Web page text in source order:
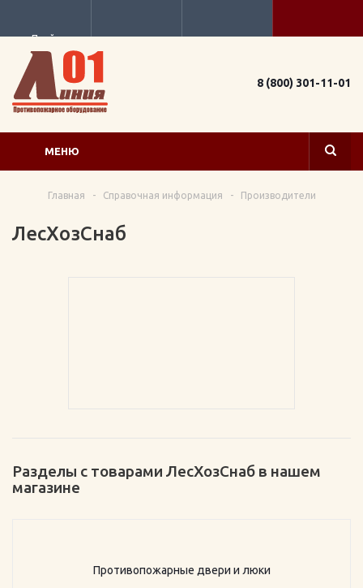
Прайс
8 (800) 301-11-01
МЕНЮ
Главная - Справочная информация - Производители
ЛесХозСнаб
Разделы с товарами ЛесХозСнаб в нашем
магазине
Противопожарные двери и люки